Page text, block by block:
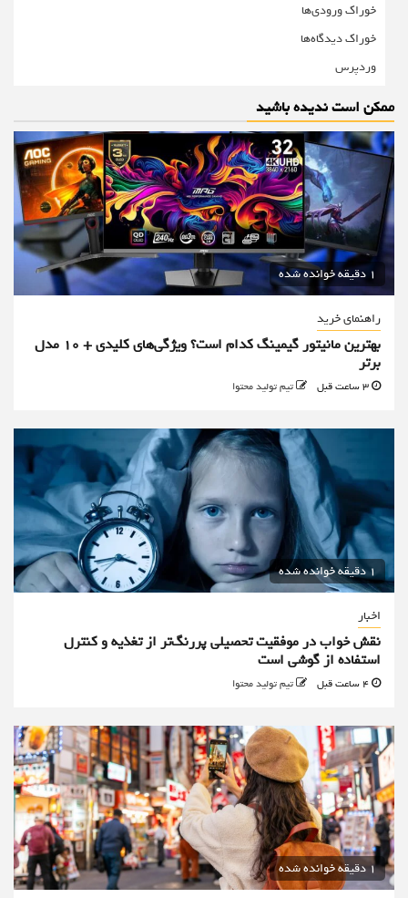
خوراک ورودی‌ها
خوراک دیدگاه‌ها
وردپرس
ممکن است ندیده باشید
1 دقیقه خوانده شده
راهنمای خرید
بهترین مانیتور گیمینگ کدام است؟ ویژگی‌های کلیدی + 10 مدل
برتر
تیم تولید محتوا
1 دقیقه خوانده شده
اخبار
نقش خواب در موفقیت تحصیلی پررنگ‌تر از تغذیه و کنترل
استفاده از گوشی است
تیم تولید محتوا
1 دقیقه خوانده شده